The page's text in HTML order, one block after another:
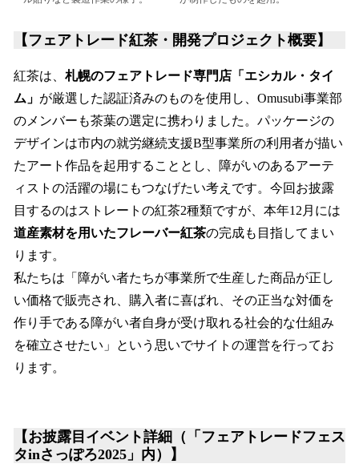
【フェアトレード紅茶・開発プロジェクト概要】
紅茶は、 札幌のフェアトレード専門店「エシカル・タイ
ム」 が厳選した認証済みのものを使用し、Omusubi事業部
のメンバーも茶葉の選定に携わりました。パッケージの
デザインは市内の就労継続支援B型事業所の利用者が描い
たアート作品を起用することとし、障がいのあるアーテ
ィストの活躍の場にもつなげたい考えです。今回お披露
目するのはストレートの紅茶2種類ですが、本年12月には
道産素材を用いたフレーバー紅茶の完成も目指してまい
ります。
私たちは「障がい者たちが事業所で生産した商品が正し
い価格で販売され、購入者に喜ばれ、その正当な対価を
作り手である障がい者自身が受け取れる社会的な仕組み
を確立させたい」という思いでサイトの運営を行ってお
ります。
【お披露目イベント詳細（「フェアトレードフェス
タinさっぽろ2025」内）】